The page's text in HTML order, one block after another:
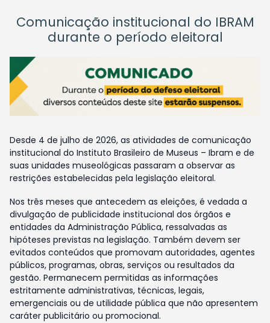
Comunicação institucional do IBRAM
durante o período eleitoral
Desde 4 de julho de 2026, as atividades de comunicação
institucional do Instituto Brasileiro de Museus – Ibram e de
suas unidades museológicas passaram a observar as
restrições estabelecidas pela legislação eleitoral.
Nos três meses que antecedem as eleições, é vedada a
divulgação de publicidade institucional dos órgãos e
entidades da Administração Pública, ressalvadas as
hipóteses previstas na legislação. Também devem ser
evitados conteúdos que promovam autoridades, agentes
públicos, programas, obras, serviços ou resultados da
gestão. Permanecem permitidas as informações
estritamente administrativas, técnicas, legais,
emergenciais ou de utilidade pública que não apresentem
caráter publicitário ou promocional.